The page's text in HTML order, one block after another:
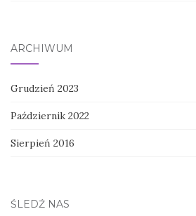
ARCHIWUM
Grudzień 2023
Październik 2022
Sierpień 2016
ŚLEDŹ NAS